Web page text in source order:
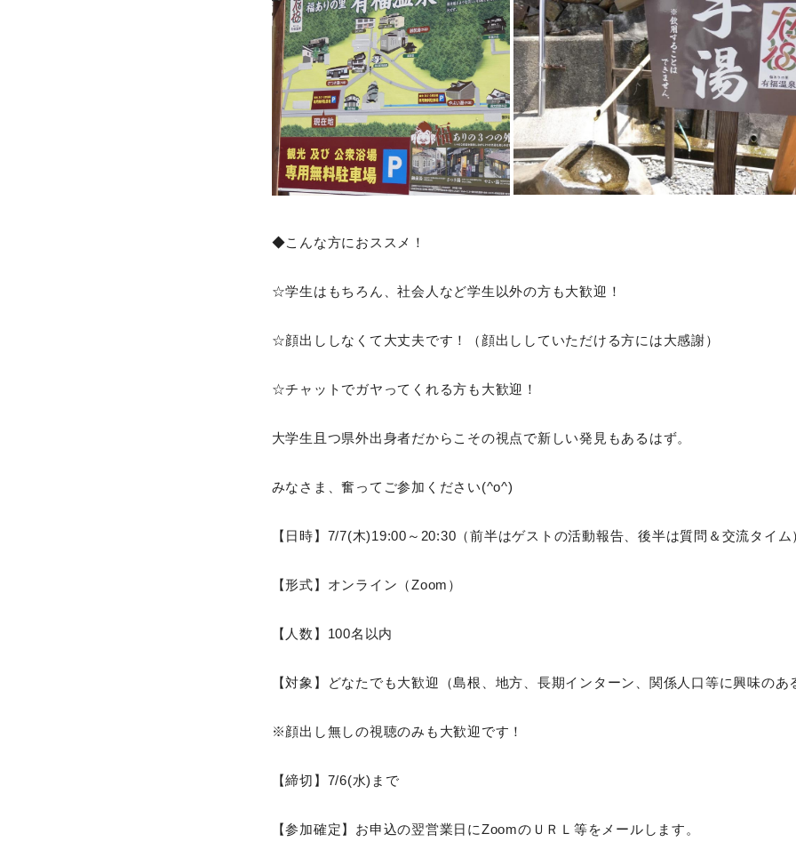
◆こんな方におススメ！
☆学生はもちろん、社会人など学生以外の方も大歓迎！
☆顔出ししなくて大丈夫です！（顔出ししていただける方には大感謝）
☆チャットでガヤってくれる方も大歓迎！
大学生且つ県外出身者だからこその視点で新しい発見もあるはず。
みなさま、奮ってご参加ください(^o^)
【日時】7/7(木)19:00～20:30（前半はゲストの活動報告、後半は質問＆交流タイム
【形式】オンライン（Zoom）
【人数】100名以内
【対象】どなたでも大歓迎（島根、地方、長期インターン、関係人口等に興味のあ
※顔出し無しの視聴のみも大歓迎です！
【締切】7/6(水)まで
【参加確定】お申込の翌営業日にZoomのＵＲＬ等をメールします。